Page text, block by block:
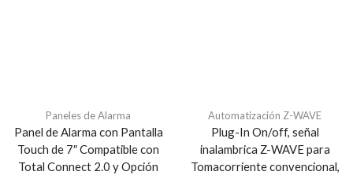
Paneles de Alarma
Panel de Alarma con Pantalla
Touch de 7″ Compatible con
Total Connect 2.0 y Opción
Automatización Z-WAVE
Plug-In On/off, señal
inalambrica Z-WAVE para
Tomacorriente convencional,